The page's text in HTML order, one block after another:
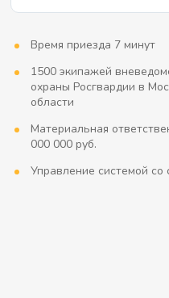
Время приезда 7 минут
1500 экипажей
охраны Росгвардии в
области
Материальная
000 000 руб.
Управление системой со